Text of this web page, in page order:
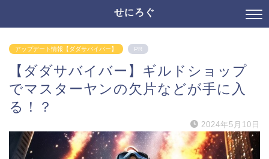
せにろぐ
アップデート情報【ダダサバイバー】 PR
【ダダサバイバー】ギルドショップ
でマスターヤンの欠片などが手に入
る！？
2024年5月10日